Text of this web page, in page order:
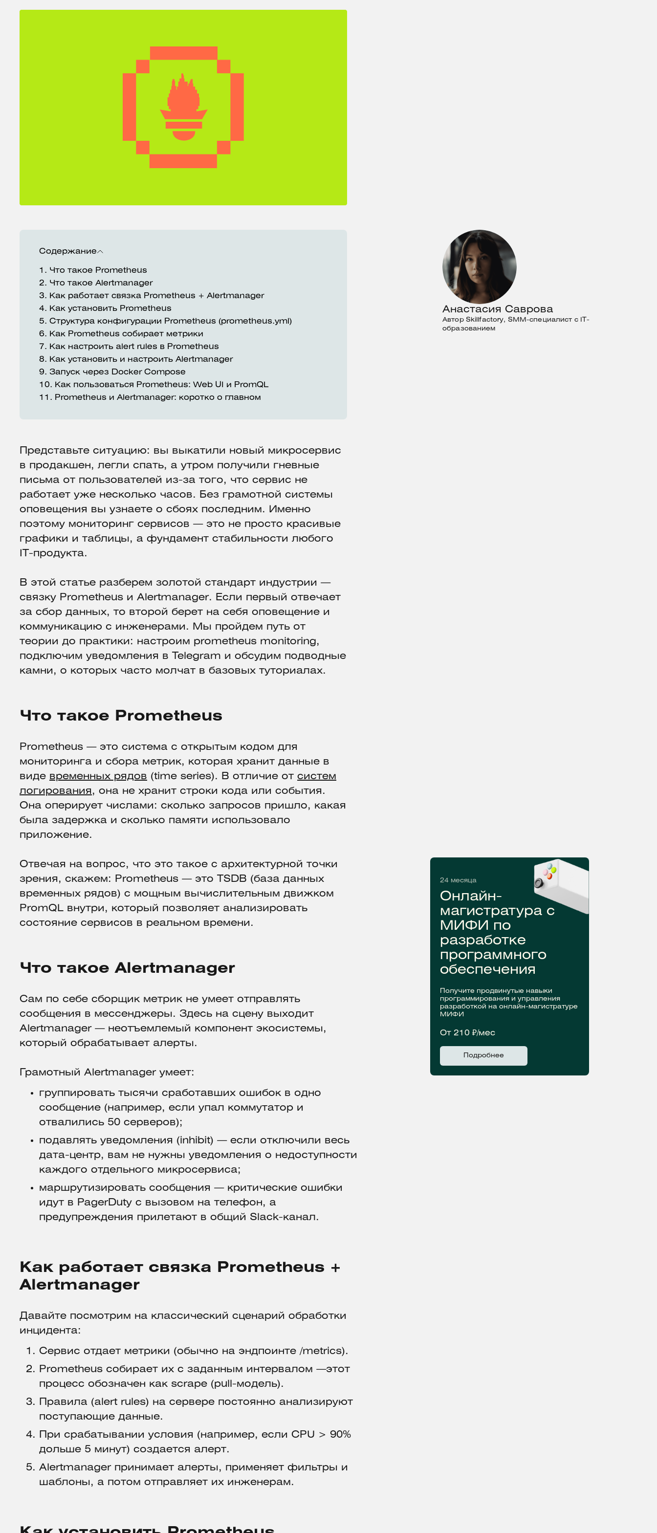
Содержание
1. Что такое Prometheus
2. Что такое Alertmanager
3. Как работает связка Prometheus + Alertmanager
4. Как установить Prometheus
5. Структура конфигурации Prometheus (prometheus.yml)
6. Как Prometheus собирает метрики
7. Как настроить alert rules в Prometheus
8. Как установить и настроить Alertmanager
9. Запуск через Docker Compose
10. Как пользоваться Prometheus: Web UI и PromQL
11. Prometheus и Alertmanager: коротко о главном
Анастасия Саврова
Автор Skillfactory, SMM-специалист с IT-
образованием
Представьте ситуацию: вы выкатили новый микросервис
в продакшен, легли спать, а утром получили гневные
письма от пользователей из-за того, что сервис не
работает уже несколько часов. Без грамотной системы
оповещения вы узнаете о сбоях последним. Именно
поэтому мониторинг сервисов — это не просто красивые
графики и таблицы, а фундамент стабильности любого
IT-продукта.
В этой статье разберем золотой стандарт индустрии —
связку Prometheus и Alertmanager. Если первый отвечает
за сбор данных, то второй берет на себя оповещение и
коммуникацию с инженерами. Мы пройдем путь от
теории до практики: настроим prometheus monitoring,
подключим уведомления в Telegram и обсудим подводные
камни, о которых часто молчат в базовых туториалах.
Что такое Prometheus
Prometheus — это система с открытым кодом для
мониторинга и сбора метрик, которая хранит данные в
виде временных рядов (time series). В отличие от систем
логирования , она не хранит строки кода или события.
Она оперирует числами: сколько запросов пришло, какая
была задержка и сколько памяти использовало
приложение.
24 месяца
Онлайн-
магистратура с
МИФИ по
разработке
программного
обеспечения
Получите продвинутые навыки
программирования и управления
разработкой на онлайн-магистратуре
МИФИ
От 210 ₽/мес
Подробнее
Отвечая на вопрос, что это такое с архитектурной точки
зрения, скажем: Prometheus — это TSDB (база данных
временных рядов) с мощным вычислительным движком
PromQL внутри, который позволяет анализировать
состояние сервисов в реальном времени.
Что такое Alertmanager
Сам по себе сборщик метрик не умеет отправлять
сообщения в мессенджеры. Здесь на сцену выходит
Alertmanager — неотъемлемый компонент экосистемы,
который обрабатывает алерты.
Грамотный Alertmanager умеет:
группировать тысячи сработавших ошибок в одно
сообщение (например, если упал коммутатор и
отвалились 50 серверов);
подавлять уведомления (inhibit) — если отключили весь
дата-центр, вам не нужны уведомления о недоступности
каждого отдельного микросервиса;
маршрутизировать сообщения — критические ошибки
идут в PagerDuty с вызовом на телефон, а
предупреждения прилетают в общий Slack-канал.
Как работает связка Prometheus +
Alertmanager
Давайте посмотрим на классический сценарий обработки
инцидента:
Сервис отдает метрики (обычно на эндпоинте /metrics).
Prometheus собирает их с заданным интервалом —этот
процесс обозначен как scrape (pull-модель).
Правила (alert rules) на сервере постоянно анализируют
поступающие данные.
При срабатывании условия (например, если CPU > 90%
дольше 5 минут) создается алерт.
Alertmanager принимает алерты, применяет фильтры и
шаблоны, а потом отправляет их инженерам.